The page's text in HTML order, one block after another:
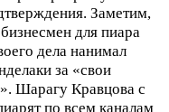
Заметим,
бизнесмен для пиара
дела нанимал
за «свои
Шарагу Кравцова с
по всем каналам